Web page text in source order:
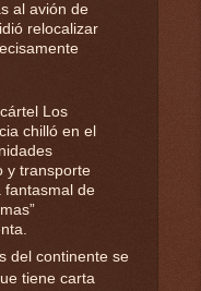
al avión de
relocalizar
Los
chilló en el
y transporte
fantasmal de
del continente se
tiene carta